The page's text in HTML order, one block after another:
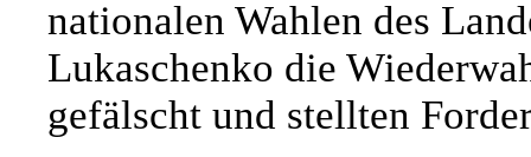
nationalen Wahlen des
Lukaschenko die
gefälscht und stellten